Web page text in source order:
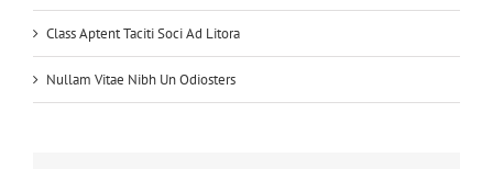
Class Aptent Taciti Soci Ad Litora
Nullam Vitae Nibh Un Odiosters